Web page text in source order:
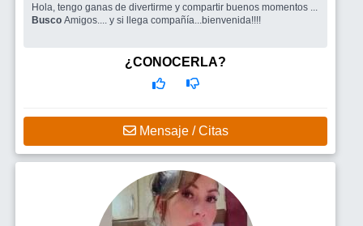
Hola, tengo ganas de divertirme y compartir buenos momentos ...
Busco Amigos.... y si llega compañía...bienvenida!!!!
¿CONOCERLA?
Mensaje / Citas